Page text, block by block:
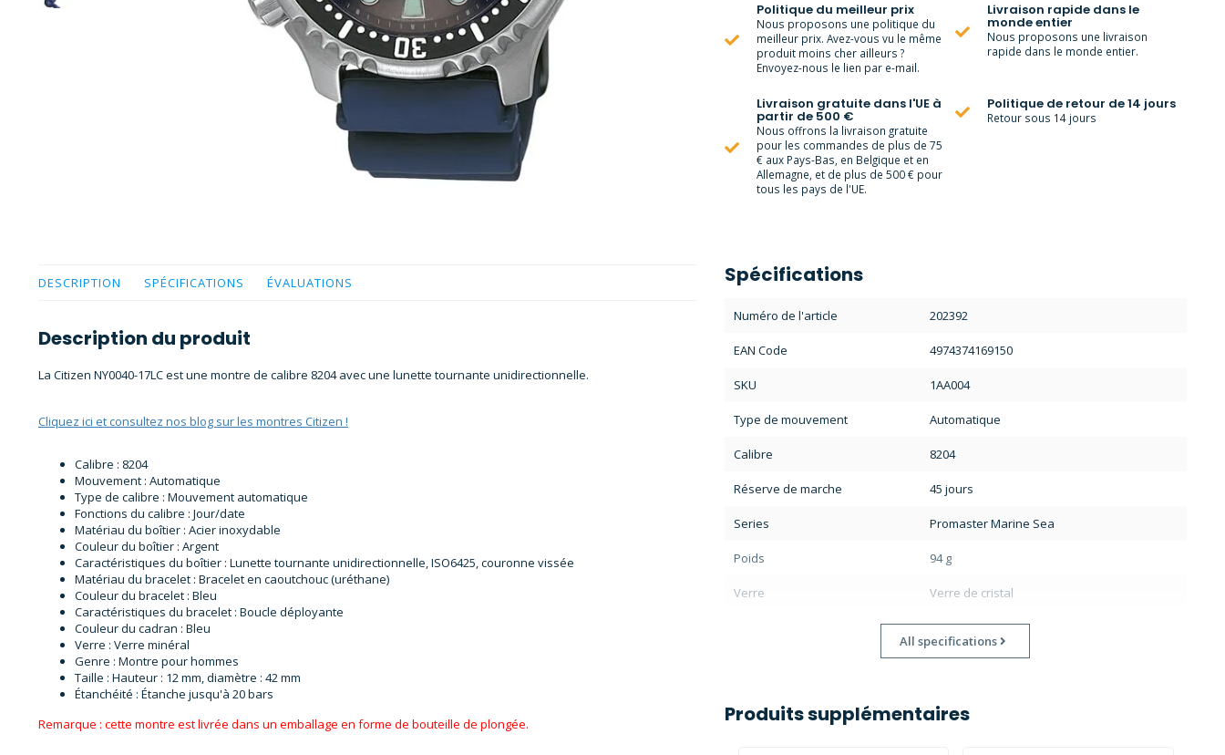
Politique du meilleur prix
Nous proposons une politique du
meilleur prix. Avez-vous vu le même
produit moins cher ailleurs ?
Envoyez-nous le lien par e-mail.
Livraison rapide dans le
monde entier
Nous proposons une livraison
rapide dans le monde entier.
Livraison gratuite dans l'UE à
partir de 500 €
Nous offrons la livraison gratuite
pour les commandes de plus de 75
€ aux Pays-Bas, en Belgique et en
Allemagne, et de plus de 500 € pour
tous les pays de l'UE.
Politique de retour de 14 jours
Retour sous 14 jours
DESCRIPTION SPÉCIFICATIONS ÉVALUATIONS
Description du produit
La Citizen NY0040-17LC est une montre de calibre 8204 avec une lunette tournante unidirectionnelle.
Cliquez ici et consultez nos blog sur les montres Citizen !
Calibre : 8204
Mouvement : Automatique
Type de calibre : Mouvement automatique
Fonctions du calibre : Jour/date
Matériau du boîtier : Acier inoxydable
Couleur du boîtier : Argent
Caractéristiques du boîtier : Lunette tournante unidirectionnelle, ISO6425, couronne vissée
Matériau du bracelet : Bracelet en caoutchouc (uréthane)
Couleur du bracelet : Bleu
Caractéristiques du bracelet : Boucle déployante
Couleur du cadran : Bleu
Verre : Verre minéral
Genre : Montre pour hommes
Taille : Hauteur : 12 mm, diamètre : 42 mm
Étanchéité : Étanche jusqu'à 20 bars
Remarque : cette montre est livrée dans un emballage en forme de bouteille de plongée.
Spécifications
Numéro de l'article 202392
EAN Code 4974374169150
SKU 1AA004
Type de mouvement Automatique
Calibre 8204
Réserve de marche 45 jours
Series Promaster Marine Sea
Poids 94 g
Verre Verre de cristal
All specifications
Produits supplémentaires